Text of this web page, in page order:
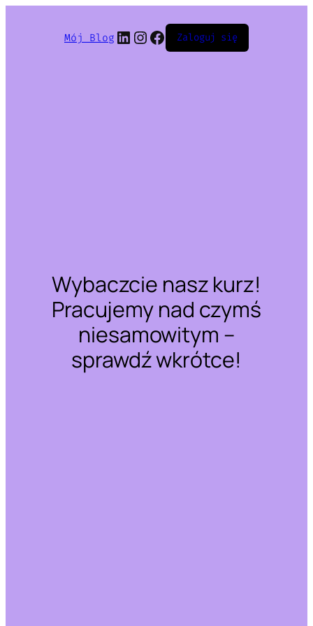
Mój Blog LinkedIn
Instagram
Facebook
Zaloguj się
Wybaczcie nasz kurz!
Pracujemy nad czymś
niesamowitym –
sprawdź wkrótce!